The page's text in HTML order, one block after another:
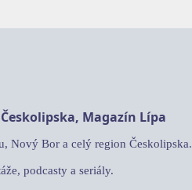
Magazín Lípa
Nový Bor a celý region Českolipska.
podcasty a seriály.